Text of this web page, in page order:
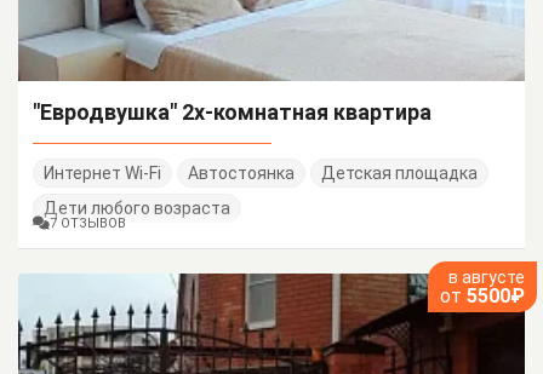
"Евродвушка" 2х-комнатная квартира
Интернет Wi-Fi Автостоянка
Детская площадка
Дети любого возраста
7 ОТЗЫВОВ
в августе
от 5500₽